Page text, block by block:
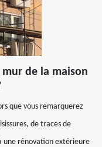
de la maison
que vous remarquerez
de traces de
une rénovation extérieure